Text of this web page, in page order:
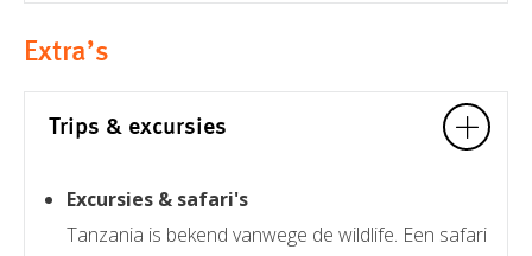
Extra’s
Trips & excursies
Excursies & safari's
Tanzania is bekend vanwege de wildlife. Een safari